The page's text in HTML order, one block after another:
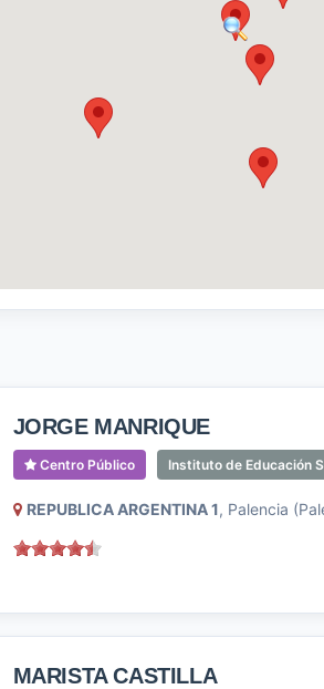
JORGE MANRIQUE
Centro Público Instituto de Educación
REPUBLICA ARGENTINA 1, Palencia
MARISTA CASTILLA